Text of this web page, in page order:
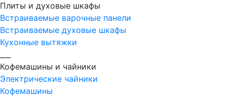
Плиты и духовые шкафы
Встраиваемые варочные панели
Встраиваемые духовые шкафы
Кухонные вытяжки
Кофемашины и чайники
Электрические чайники
Кофемашины